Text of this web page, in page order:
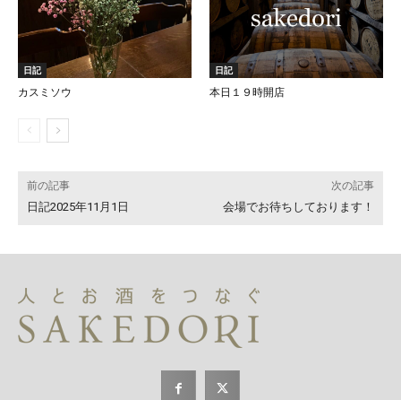
日記
カスミソウ
日記
本日１９時開店
前の記事
日記2025年11月1日
次の記事
会場でお待ちしております！